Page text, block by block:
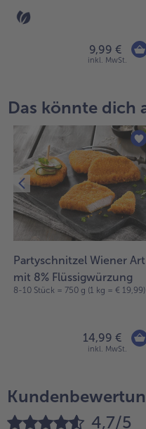
9,99 €
inkl. MwSt.
Das könnte dich
Partyschnitzel Wiener Art
mit 8% Flüssigwürzung
8-10 Stück = 750 g (1 kg = € 19,99)
14,99 €
inkl. MwSt.
4,7/5